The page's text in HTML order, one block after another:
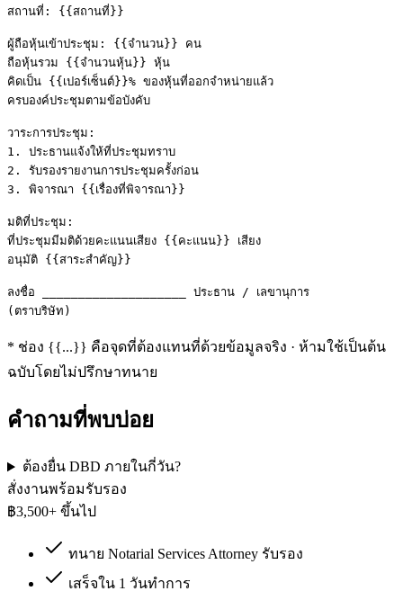
สถานที่: {{สถานที่}}
ผู้ถือหุ้นเข้าประชุม: {{จำนวน}} คน
ถือหุ้นรวม {{จำนวนหุ้น}} หุ้น
คิดเป็น {{เปอร์เซ็นต์}}% ของหุ้นที่ออกจำหน่ายแล้ว
ครบองค์ประชุมตามข้อบังคับ
วาระการประชุม:
1. ประธานแจ้งให้ที่ประชุมทราบ
2. รับรองรายงานการประชุมครั้งก่อน
3. พิจารณา {{เรื่องที่พิจารณา}}
มติที่ประชุม:
ที่ประชุมมีมติด้วยคะแนนเสียง {{คะแนน}} เสียง
อนุมัติ {{สาระสำคัญ}}
ลงชื่อ ____________________ ประธาน / เลขานุการ
(ตราบริษัท)
* ช่อง {{...}} คือจุดที่ต้องแทนที่ด้วยข้อมูลจริง · ห้ามใช้เป็นต้น
ฉบับโดยไม่ปรึกษาทนาย
คำถามที่พบบ่อย
ต้องยื่น DBD ภายในกี่วัน?
สั่งงานพร้อมรับรอง
฿3,500+ ขึ้นไป
ทนาย Notarial Services Attorney รับรอง
เสร็จใน 1 วันทำการ